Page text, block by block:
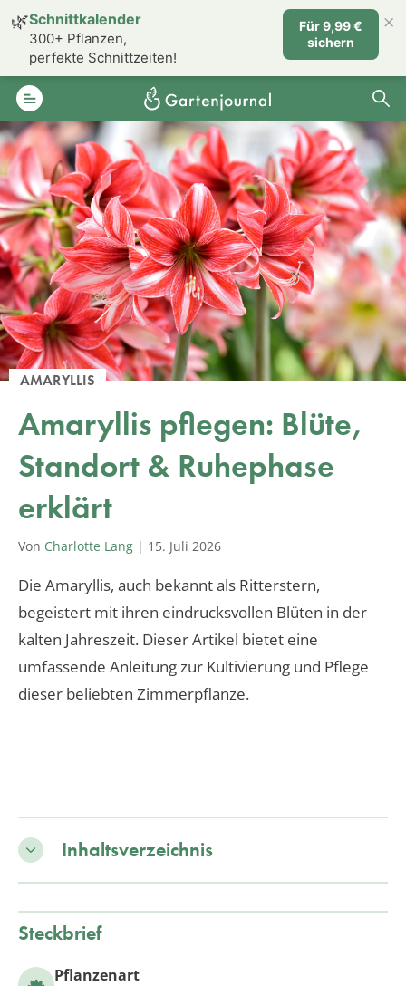
AMARYLLIS
Amaryllis pflegen: Blüte,
Standort & Ruhephase
erklärt
Von Charlotte Lang | 15. Juli 2026
Die Amaryllis, auch bekannt als Ritterstern,
begeistert mit ihren eindrucksvollen Blüten in der
kalten Jahreszeit. Dieser Artikel bietet eine
umfassende Anleitung zur Kultivierung und Pflege
dieser beliebten Zimmerpflanze.
Inhaltsverzeichnis
Steckbrief
Pflanzenart
🌿Schnittkalender
300+ Pflanzen,
perfekte Schnittzeiten!
Für 9,99 €
sichern
×